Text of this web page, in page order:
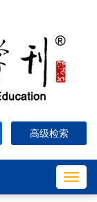
高级检索